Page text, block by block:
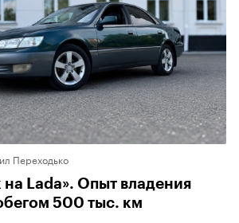
Переходько
на Lada». Опыт владения
500 тыс. км